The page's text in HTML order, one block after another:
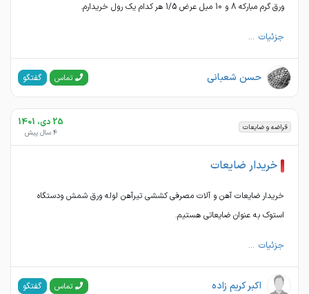
ورق گرم مبارکه 8 و 10 میل عرض 1/5 هر کدام یک رول خریدارم.
جزئیات ...
حسن شعبانی تماس گفتگو
قراضه و ضایعات 25 دی، 1401
4 سال پیش
خریدار ضایعات
خریدار ضایعات آهن و آلات مصرفی کششی تیرآهن لوله ورق شمش ودستگاه
استوک به عنوان ضایعاتی هستیم.
جزئیات ...
اکبر کریم زاده تماس گفتگو